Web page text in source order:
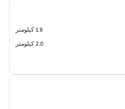
1.9 كيلومتر
2.0 كيلومتر